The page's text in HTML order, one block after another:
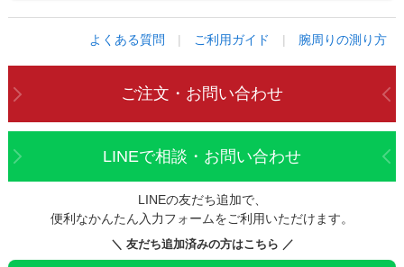
よくある質問 | ご利用ガイド | 腕周りの測り方
ご注文・お問い合わせ
LINEで相談・お問い合わせ
LINEの友だち追加で、
便利なかんたん入力フォームをご利用いただけます。
＼ 友だち追加済みの方はこちら ／